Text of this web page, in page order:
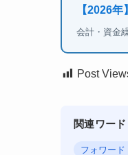
【2026
会計・資金
Post
関連ワード
フォワード